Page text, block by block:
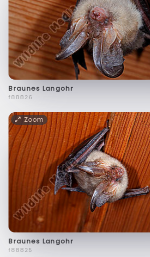
Braunes Langohr
f88826
Zoom
Braunes Langohr
f88825